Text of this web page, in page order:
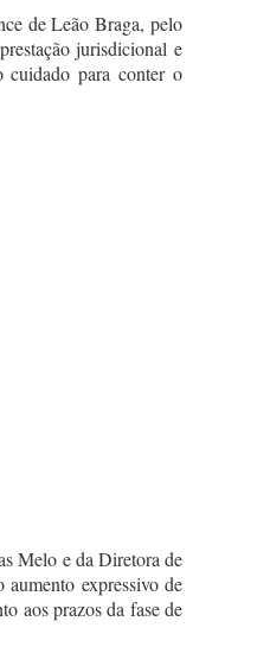
de Leão Braga, pelo
jurisdicional e
cuidado para conter o
Melo e da Diretora de
expressivo de
aos prazos da fase de